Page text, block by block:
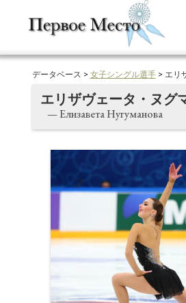
データベース > 女子シングル選手> エリ
エリザヴェータ・ヌグ
— Елизавета Нугуманова